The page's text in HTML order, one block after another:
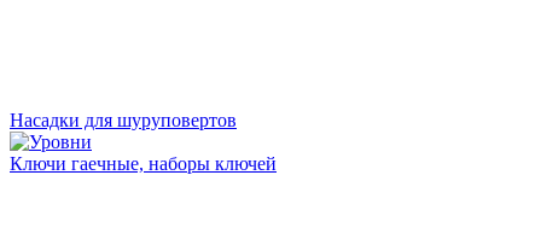
Насадки для шуруповертов
Ключи гаечные, наборы ключей